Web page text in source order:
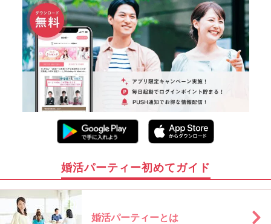
婚活パーティー初めてガイド
婚活パーティーとは